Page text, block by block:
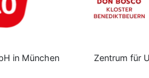
in München Zentrum für